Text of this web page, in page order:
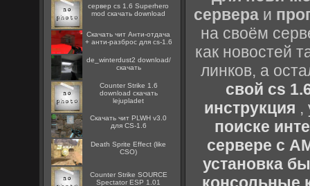
сервер cs 1.6 Superhero
mod скачать download
Скачать чит Анти-отдача
+ анти-разброс для cs-1.6
de_winterdust2 download/
скачать
Counter Strike 1.6
download скачать
lejupladet
Скачать чит PLWH v3.0
для CS-1.6
Death Sprite Effect (like
CSO)
Counter Strike SOURCE
Spectator ESP 1.01
сервера и
на своём
как новостей
линков, а
свой cs
инструкция ,
поиске
сервере с
установка